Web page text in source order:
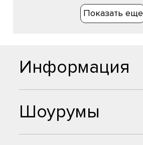
Показать еще
Шоурумы
Информация